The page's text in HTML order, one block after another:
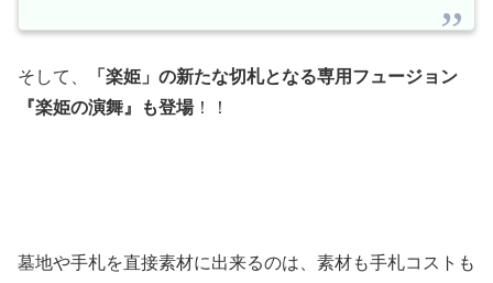
そして、
「楽姫」の新たな切札となる専用フュージョン
『楽姫の演舞』も登場！！
墓地や手札を直接素材に出来るのは、素材も手札コストも